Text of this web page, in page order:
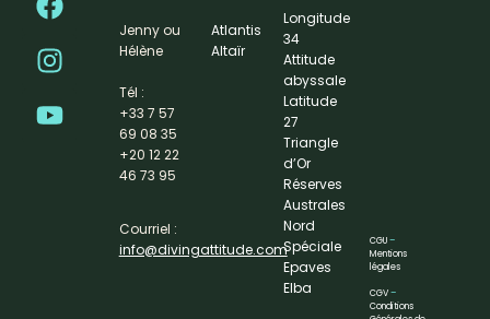
Jenny ou
Hélène
Tél :
+33 7 57
69 08 35
+20 12 22
46 73 95
Courriel :
info@divingattitude.com
Atlantis
Altaïr
Longitude
34
Attitude
abyssale
Latitude
27
Triangle
d’Or
Réserves
Australes
Nord
Spéciale
Epaves
Elba
CGU–
Mentions
légales
CGV–
Conditions